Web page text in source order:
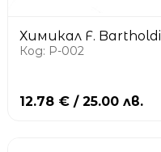
Химикал F. Bartholdi
Код: P-002
12.78 € / 25.00 лв.